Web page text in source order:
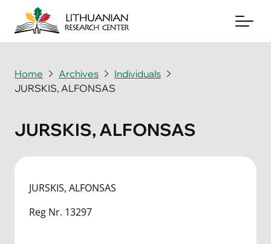
About
News & Events
Home Archives
Individuals
JURSKIS, ALFONSAS
JURSKIS, ALFONSAS
JURSKIS, ALFONSAS
Reg Nr. 13297